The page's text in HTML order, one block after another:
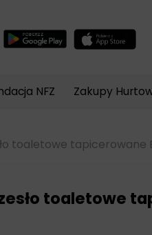
NFZ Zakupy
toaletowe tapicerowane
toaletowe